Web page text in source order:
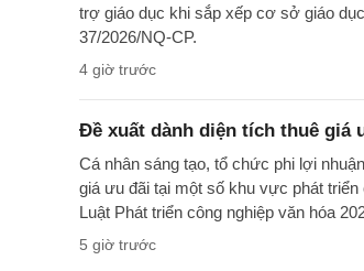
trợ giáo dục khi sắp xếp cơ sở giáo
37/2026/NQ-CP.
4 giờ trước
Đề xuất dành diện tích thuê giá
Cá nhân sáng tạo, tổ chức phi lợi
giá ưu đãi tại một số khu vực phát
Luật Phát triển công nghiệp văn hóa
5 giờ trước